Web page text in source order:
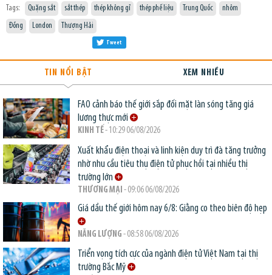
Tags: Quặng sắt sắt thép thép không gỉ thép phế liệu Trung Quốc
nhôm
Đồng
London Thượng Hải
Tweet
TIN NỔI BẬT XEM NHIỀU
FAO cảnh báo thế giới sắp đối mặt làn sóng tăng giá
lương thực mới
KINH TẾ- 10:29 06/08/2026
Xuất khẩu điện thoại và linh kiện duy trì đà tăng trưởng
nhờ nhu cầu tiêu thụ điện tử phục hồi tại nhiều thị
trường lớn
THƯƠNG MẠI - 09:06 06/08/2026
Giá dầu thế giới hôm nay 6/8: Giằng co theo biên độ hẹp
NĂNG LƯỢNG - 08:58 06/08/2026
Triển vọng tích cực của ngành điện tử Việt Nam tại thị
trường Bắc Mỹ